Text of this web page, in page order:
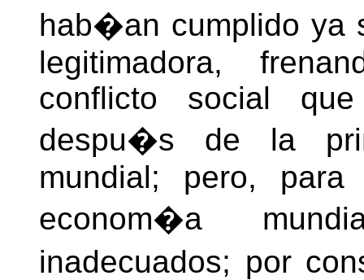
hab�an cumplido
legitimadora,
conflicto social
despu�s de la
mundial; pero,
econom�a
inadecuados; por